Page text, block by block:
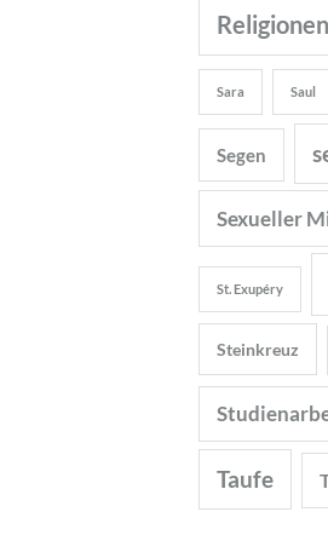
Religionen
Sara Saul
Segen
Sexueller
St. Exupéry
Steinkreuz
Taufe